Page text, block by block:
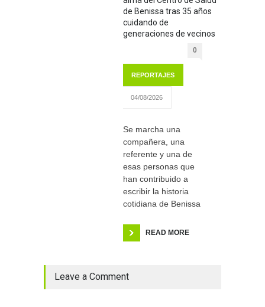
de Benissa tras 35 años
cuidando de
generaciones de vecinos
0
REPORTAJES
04/08/2026
Se marcha una
compañera, una
referente y una de
esas personas que
han contribuido a
escribir la historia
cotidiana de Benissa
READ MORE
Leave a Comment